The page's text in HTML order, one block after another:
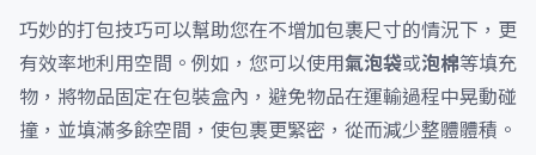
巧妙的打包技巧可以幫助您在不增加包裹尺寸的情況下，更
有效率地利用空間。例如，您可以使用氣泡袋或泡棉等填充
物，將物品固定在包裝盒內，避免物品在運輸過程中晃動碰
撞，並填滿多餘空間，使包裹更緊密，從而減少整體體積。